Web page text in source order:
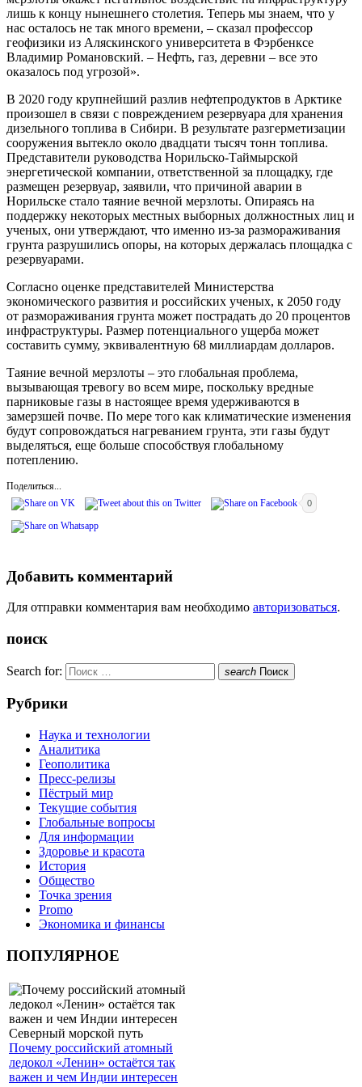
лишь к концу нынешнего столетия. Теперь мы знаем, что у
нас осталось не так много времени, – сказал профессор
геофизики из Аляскинского университета в Фэрбенксе
Владимир Романовский. – Нефть, газ, деревни – все это
оказалось под угрозой».
В 2020 году крупнейший разлив нефтепродуктов в Арктике
произошел в связи с повреждением резервуара для хранения
дизельного топлива в Сибири. В результате разгерметизации
сооружения вытекло около двадцати тысяч тонн топлива.
Представители руководства Норильско-Таймырской
энергетической компании, ответственной за площадку, где
размещен резервуар, заявили, что причиной аварии в
Норильске стало таяние вечной мерзлоты. Опираясь на
поддержку некоторых местных выборных должностных лиц и
ученых, они утверждают, что именно из-за размораживания
грунта разрушились опоры, на которых держалась площадка с
резервуарами.
Согласно оценке представителей Министерства
экономического развития и российских ученых, к 2050 году
от размораживания грунта может пострадать до 20 процентов
инфраструктуры. Размер потенциального ущерба может
составить сумму, эквивалентную 68 миллиардам долларов.
Таяние вечной мерзлоты – это глобальная проблема,
вызывающая тревогу во всем мире, поскольку вредные
парниковые газы в настоящее время удерживаются в
замерзшей почве. По мере того как климатические изменения
будут сопровождаться нагреванием грунта, эти газы будут
выделяться, еще больше способствуя глобальному
потеплению.
Поделиться...
0
Добавить комментарий
Для отправки комментария вам необходимо авторизоваться.
поиск
Search for: search Поиск
Рубрики
Наука и технологии
Аналитика
Геополитика
Пресс-релизы
Пёстрый мир
Текущие события
Глобальные вопросы
Для информации
Здоровье и красота
История
Общество
Точка зрения
Promo
Экономика и финансы
ПОПУЛЯРНОЕ
Почему российский атомный
ледокол «Ленин» остаётся так
важен и чем Индии интересен